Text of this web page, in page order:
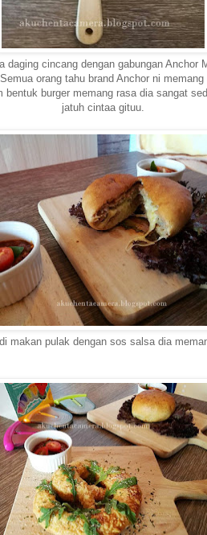
daging cincang dengan gabungan Anchor
orang tahu brand Anchor ni
bentuk burger memang rasa dia sangat
jatuh cintaa gituu.
makan pulak dengan sos salsa dia